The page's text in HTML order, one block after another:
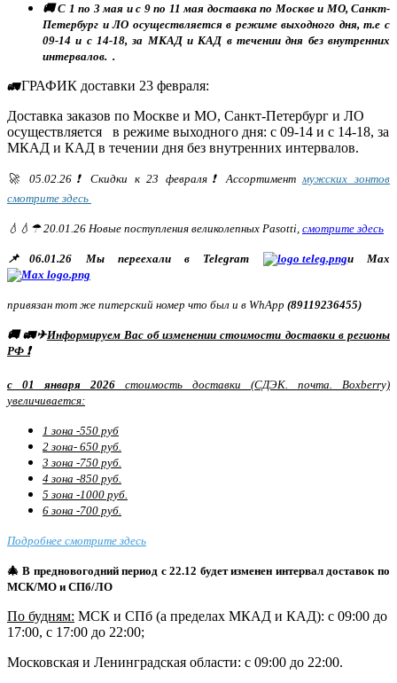
🚚 С 1 по 3 мая и с 9 по 11 мая доставка по Москве и МО, Санкт-
Петербург и ЛО осуществляется в режиме выходного дня, т.е с
09-14 и с 14-18, за МКАД и КАД в течении дня без внутренних
интервалов. .
🚛ГРАФИК доставки 23 февраля:
Доставка заказов по Москве и МО, Санкт-Петербург и ЛО
осуществляется в режиме выходного дня: с 09-14 и с 14-18, за
МКАД и КАД в течении дня без внутренних интервалов.
🚀 05.02.26❗ Скидки к 23 февраля❗ Ассортимент мужских зонтов
смотрите здесь
💧💧☂ 20.01.26 Новые поступления великолепных Pasotti, смотрите здесь
📌06.01.26 Мы переехали в Telegram и Max
привязан тот же питерский номер что был и в WhApp (89119236455)
🚚 🚛✈Информируем Вас об изменении стоимости доставки в регионы
РФ ❗
с 01 января 2026 стоимость доставки (СДЭК. почта. Boxberry)
увеличивается:
1 зона -550 руб
2 зона- 650 руб.
3 зона -750 руб.
4 зона -850 руб.
5 зона -1000 руб.
6 зона -700 руб.
Подробнее смотрите здесь
🎄 В предновогодний период с 22.12 будет изменен интервал доставок по
МСК/МО и СПб/ЛО
По будням: МСК и СПб (а пределах МКАД и КАД): с 09:00 до
17:00, с 17:00 до 22:00;
Московская и Ленинградская области: с 09:00 до 22:00.